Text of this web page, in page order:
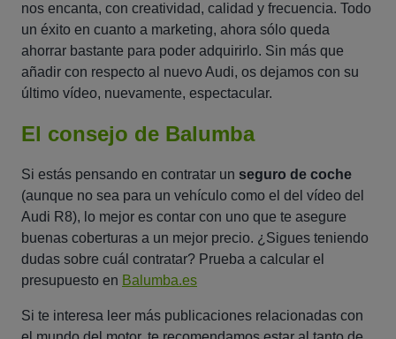
nos encanta, con creatividad, calidad y frecuencia. Todo
un éxito en cuanto a marketing, ahora sólo queda
ahorrar bastante para poder adquirirlo. Sin más que
añadir con respecto al nuevo Audi, os dejamos con su
último vídeo, nuevamente, espectacular.
El consejo de Balumba
Si estás pensando en contratar un seguro de coche
(aunque no sea para un vehículo como el del vídeo del
Audi R8), lo mejor es contar con uno que te asegure
buenas coberturas a un mejor precio. ¿Sigues teniendo
dudas sobre cuál contratar? Prueba a calcular el
presupuesto en Balumba.es
Si te interesa leer más publicaciones relacionadas con